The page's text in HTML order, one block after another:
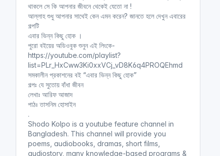
এবার ভিন্ন কিছু হোক
হৃদয়ের জানালাটা খুলে দাও না । এবার ভিন্ন
কিছু হোক । আরিফ আজাদ ।এবার ভিন্ন
কিছু হোক অডিওবুক । গল্প ১২ (এবার ভিন্ন
কিছু হোক)
খুলে যাক জীবনের বদ্ধ দুয়ার । এবার ভিন্ন
কিছু হোক । আরিফ আজাদ । অডিওবুক ।
গল্প ১০ (এবার ভিন্ন কিছু হোক)
থাকলে সে কি আপনার জীবনে থেকেই যেতো না !
আল্লাহ শুধু আপনার সাথেই কেন এমন করেন? জানতে হলে দেখুন এবারের
গল্পটি
এবার ভিন্ন কিছু হোক ।
পুরো বইয়ের অডিওবুক শুনুন এই লিংকে-
https://youtube.com/playlist?
list=PLr_HxCww3Ki0xxVCj_vD8K6q4PROQEhmd
সমকালীন প্রকাশনের বই “এবার ভিন্ন কিছু হোক”
গল্পঃ যে সুতোয় বাঁধা জীবন
লেখাঃ আরিফ আজাদ
পাঠঃ তাসনিম হোসাইন
.
Shodo Kolpo is a youtube feature channel in
Bangladesh. This channel will provide you
poems, audiobooks, dramas, short films,
audiostory, many knowledge-based programs &